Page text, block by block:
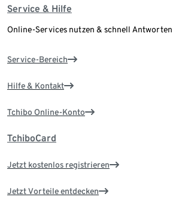
Service & Hilfe
Online-Services nutzen & schnell
Service-Bereich
Hilfe & Kontakt
Tchibo Online-Konto
TchiboCard
Jetzt kostenlos registrieren
Jetzt Vorteile entdecken